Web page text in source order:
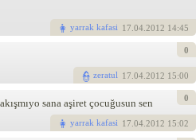
yarrak kafasi 17.04.2012 14:45
zeratul 17.04.2012 15:00
0
sana aşiret çocuğusun sen
yarrak kafasi 17.04.2012 15:02
0